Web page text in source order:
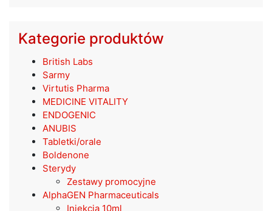
Kategorie produktów
British Labs
Sarmy
Virtutis Pharma
MEDICINE VITALITY
ENDOGENIC
ANUBIS
Tabletki/orale
Boldenone
Sterydy
Zestawy promocyjne
AlphaGEN Pharmaceuticals
Iniekcja 10ml